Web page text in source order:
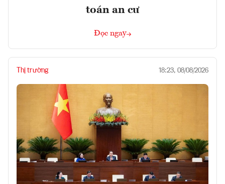
toán an cư
Đọc ngay
Thị trường 18:23, 08/08/2026